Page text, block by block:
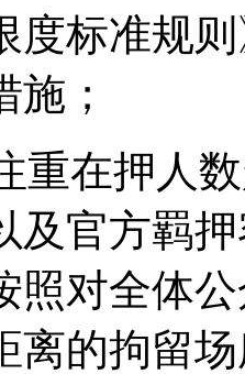
度标准规
施；
重在押人
及官方羁
照对全体
离的拘留